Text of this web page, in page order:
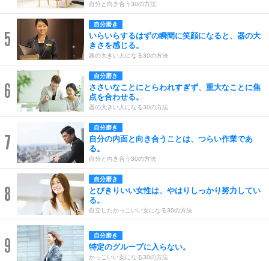
自分と向き合う30の方法
5
自分磨き
いらいらするはずの瞬間に笑顔になると、器の大
きさを感じる。
器の大きい人になる30の方法
6
自分磨き
ささいなことにとらわれすぎず、重大なことに焦
点を合わせる。
器の大きい人になる30の方法
7
自分磨き
自分の内面と向き合うことは、つらい作業であ
る。
自分と向き合う30の方法
8
自分磨き
とびきりいい女性は、やはりしっかり努力してい
る。
自立したかっこいい女になる30の方法
9 自分磨き
特定のグループに入らない。
かっこいい女になる30の方法